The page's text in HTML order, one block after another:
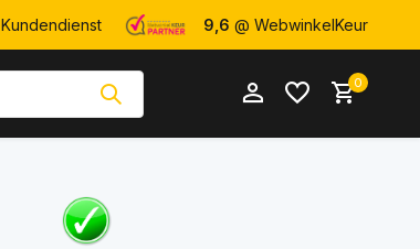
Kundendienst 9,6 @ WebwinkelKeur
0